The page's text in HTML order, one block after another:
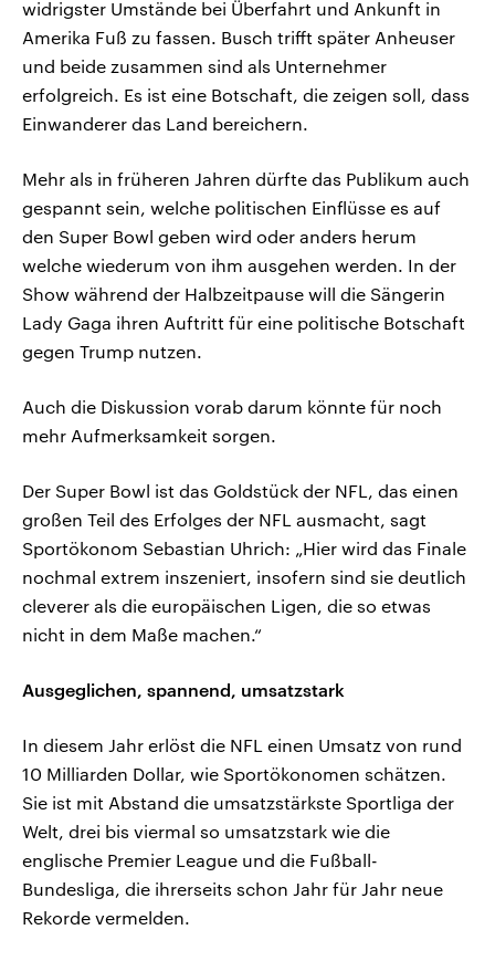
widrigster Umstände bei Überfahrt und Ankunft in
Amerika Fuß zu fassen. Busch trifft später Anheuser
und beide zusammen sind als Unternehmer
erfolgreich. Es ist eine Botschaft, die zeigen soll, dass
Einwanderer das Land bereichern.
Mehr als in früheren Jahren dürfte das Publikum auch
gespannt sein, welche politischen Einflüsse es auf
den Super Bowl geben wird oder anders herum
welche wiederum von ihm ausgehen werden. In der
Show während der Halbzeitpause will die Sängerin
Lady Gaga ihren Auftritt für eine politische Botschaft
gegen Trump nutzen.
Auch die Diskussion vorab darum könnte für noch
mehr Aufmerksamkeit sorgen.
Der Super Bowl ist das Goldstück der NFL, das einen
großen Teil des Erfolges der NFL ausmacht, sagt
Sportökonom Sebastian Uhrich: „Hier wird das Finale
nochmal extrem inszeniert, insofern sind sie deutlich
cleverer als die europäischen Ligen, die so etwas
nicht in dem Maße machen.“
Ausgeglichen, spannend, umsatzstark
In diesem Jahr erlöst die NFL einen Umsatz von rund
10 Milliarden Dollar, wie Sportökonomen schätzen.
Sie ist mit Abstand die umsatzstärkste Sportliga der
Welt, drei bis viermal so umsatzstark wie die
englische Premier League und die Fußball-
Bundesliga, die ihrerseits schon Jahr für Jahr neue
Rekorde vermelden.